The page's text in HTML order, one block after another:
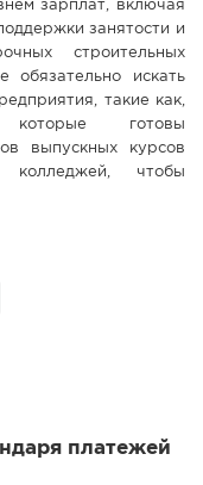
зарплат, включая
занятости и
строительных
искать
такие как,
которые готовы
выпускных курсов
колледжей, чтобы
платежей